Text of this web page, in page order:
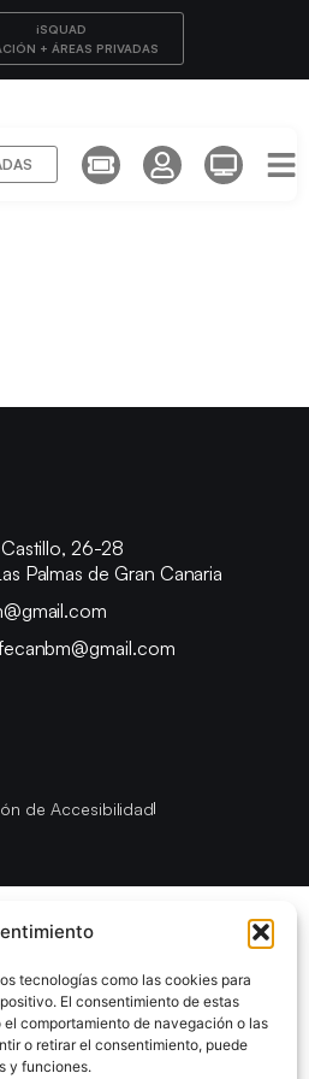
tecnologías como las cookies para
El consentimiento de estas
comportamiento de navegación o las
o retirar el consentimiento, puede
y funciones.
iSQUAD
+ ÁREAS PRIVADAS
26-28
Palmas de Gran Canaria
de Accesibilidad